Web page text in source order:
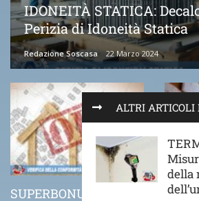
ALTRI
della
IDONEITÀ STATICA:
Perizia di Idoneità Statica
Redazione Soscasa 22 Marzo 2024
SUPERBONUS 110%